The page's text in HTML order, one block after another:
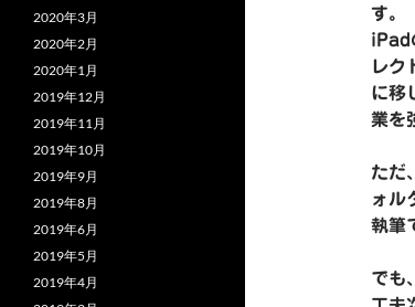
す。
iPad
レ
に移
業を
ただ
ォル
執筆
でも
2020年3月
2020年2月
2020年1月
2019年12月
2019年11月
2019年10月
2019年9月
2019年8月
2019年6月
2019年5月
2019年4月